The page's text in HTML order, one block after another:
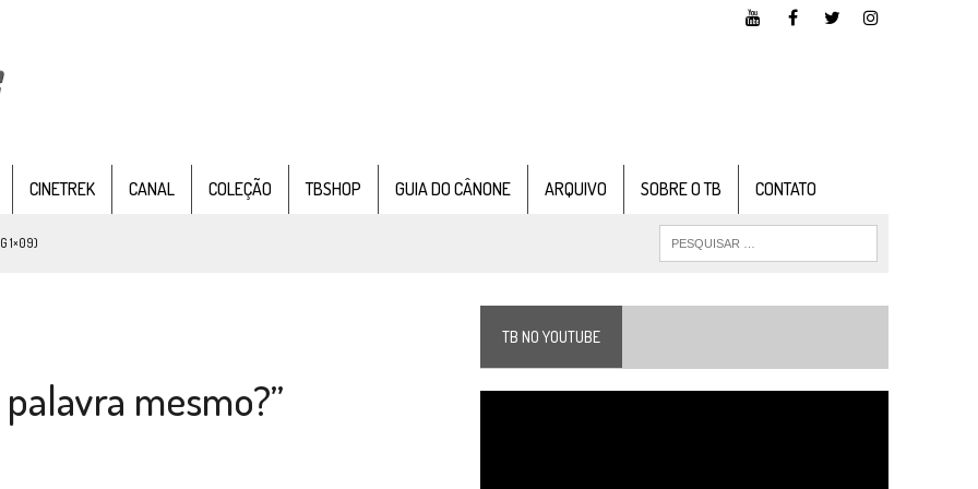
CINETREK CANAL COLEÇÃO TBSHOP GUIA DO CÂNONE ARQUIVO SOBRE O TB CONTATO
1×09)
– “THE GRIFFIN INCIDENT” (4×02)
DE UMA ERA NA SDCC
STAR TREK mesmo?”
TB NO YOUTUBE